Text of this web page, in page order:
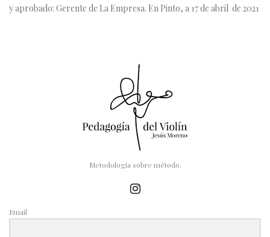
y aprobado: Gerente de La Empresa. En Pinto, a 17 de abril de 2021
Metodología sobre método.
Email